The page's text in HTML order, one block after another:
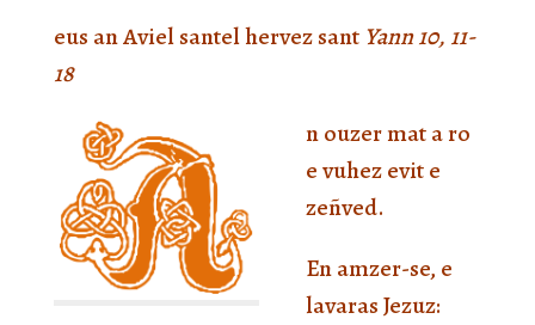
eus an Aviel santel hervez sant Yann 10, 11-
18
n ouzer mat a ro
e vuhez evit e
zeñved.
En amzer-se, e
lavaras Jezuz: